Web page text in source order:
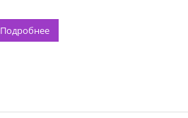
Подробнее